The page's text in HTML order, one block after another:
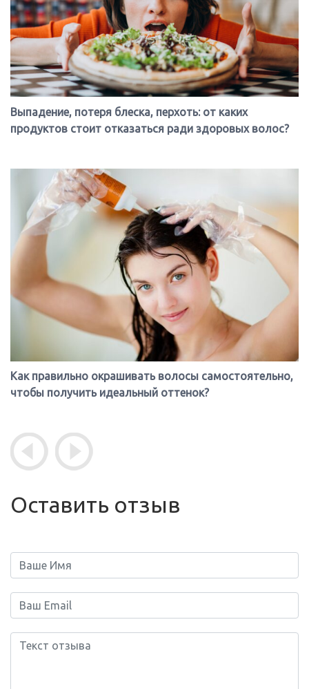
Выпадение, потеря блеска, перхоть: от каких
продуктов стоит отказаться ради здоровых волос?
Как правильно окрашивать волосы самостоятельно,
чтобы получить идеальный оттенок?
Оставить отзыв